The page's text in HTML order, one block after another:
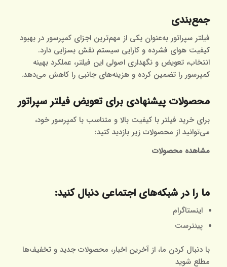
جمع‌بندی
فیلتر سپراتور به‌عنوان یکی از مهم‌ترین اجزای کمپرسور در بهبود
کیفیت هوای فشرده و کارایی سیستم نقش بسزایی دارد.
انتخاب، تعویض و نگهداری اصولی این فیلتر، عملکرد بهینه
کمپرسور را تضمین کرده و هزینه‌های جانبی را کاهش می‌دهد.
محصولات پیشنهادی برای تعویض فیلتر سپراتور
برای خرید فیلتر با کیفیت بالا و متناسب با کمپرسور خود،
می‌توانید از محصولات زیر بازدید کنید:
مشاهده محصولات
ما را در شبکه‌های اجتماعی دنبال کنید:
اینستاگرام
پینترست
با دنبال کردن ما، از آخرین اخبار، محصولات جدید و تخفیف‌ها
مطلع شوید